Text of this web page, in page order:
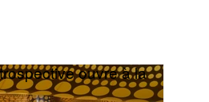
ouvre à la